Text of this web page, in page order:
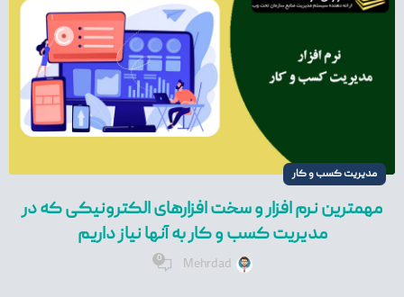
مدیریت کسب و کار
مهمترین نرم افزار و سخت افزارهای الکترونیکی که در
مدیریت کسب و کار به آنها نیاز داریم
Mehrdad
0